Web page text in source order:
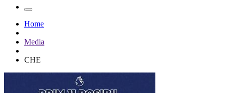
Home
Media
CHE